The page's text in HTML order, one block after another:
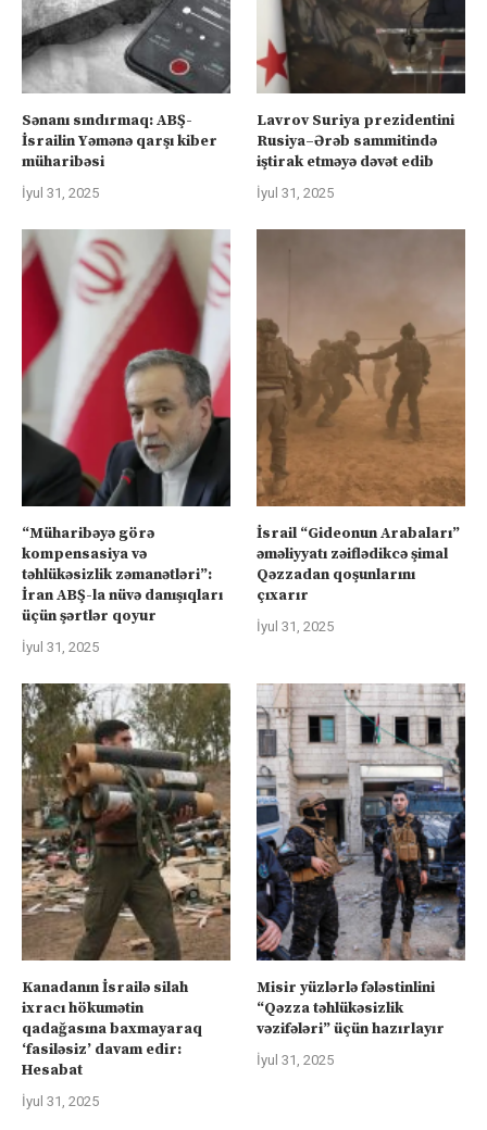
Sənanı sındırmaq: ABŞ-
İsrailin Yəmənə qarşı kiber
müharibəsi
İyul 31, 2025
Lavrov Suriya prezidentini
Rusiya–Ərəb sammitində
iştirak etməyə dəvət edib
İyul 31, 2025
“Müharibəyə görə
kompensasiya və
təhlükəsizlik zəmanətləri”:
İran ABŞ-la nüvə danışıqları
üçün şərtlər qoyur
İyul 31, 2025
İsrail “Gideonun Arabaları”
əməliyyatı zəiflədikcə şimal
Qəzzadan qoşunlarını
çıxarır
İyul 31, 2025
Kanadanın İsrailə silah
ixracı hökumətin
qadağasına baxmayaraq
‘fasiləsiz’ davam edir:
Hesabat
İyul 31, 2025
Misir yüzlərlə fələstinlini
“Qəzza təhlükəsizlik
vəzifələri” üçün hazırlayır
İyul 31, 2025